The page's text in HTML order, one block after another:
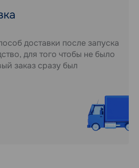
доставки после запуска
для того чтобы не было
заказ сразу был